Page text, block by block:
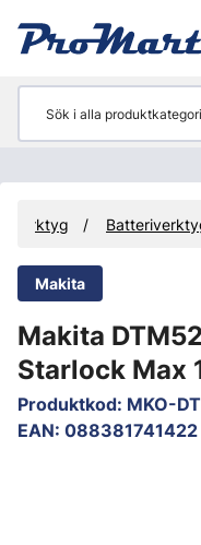
Verktyg
Makita
Makita
Starlock Max
Produktkod: MKO-
EAN: 088381741422